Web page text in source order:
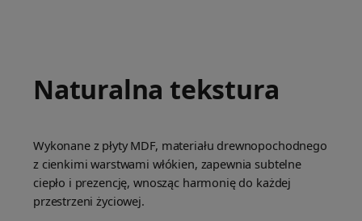
Naturalna tekstura
Wykonane z płyty MDF, materiału drewnopochodnego
z cienkimi warstwami włókien, zapewnia subtelne
ciepło i prezencję, wnosząc harmonię do każdej
przestrzeni życiowej.